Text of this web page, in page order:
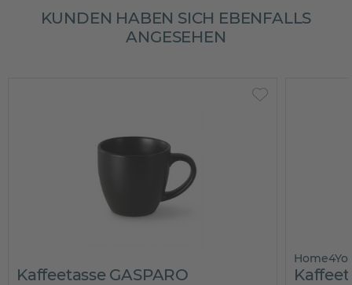
KUNDEN HABEN SICH EBENFALLS
ANGESEHEN
Kaffeetasse GASPARO
Home4You